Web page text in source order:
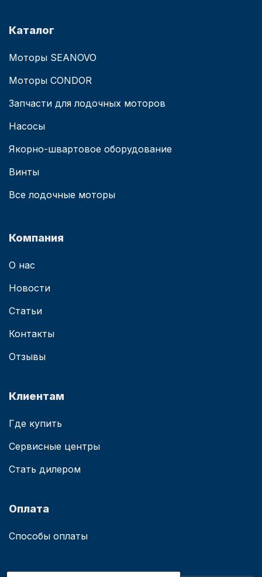
Каталог
Моторы SEANOVO
Моторы CONDOR
Запчасти для лодочных моторов
Насосы
Якорно-швартовое оборудование
Винты
Все лодочные моторы
Компания
О нас
Новости
Статьи
Контакты
Отзывы
Клиентам
Где купить
Сервисные центры
Стать дилером
Оплата
Способы оплаты